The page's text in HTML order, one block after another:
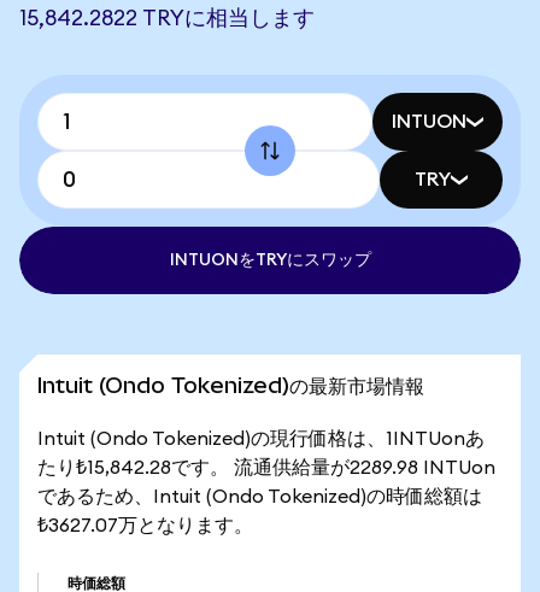
15,842.2822 TRYに相当します
INTUON
TRY
INTUONをTRYにスワップ
Intuit (Ondo Tokenized)の最新市場情報
Intuit (Ondo Tokenized)の現行価格は、1INTUonあ
たり₺15,842.28です。 流通供給量が2289.98 INTUon
であるため、Intuit (Ondo Tokenized)の時価総額は
₺3627.07万となります。
時価総額